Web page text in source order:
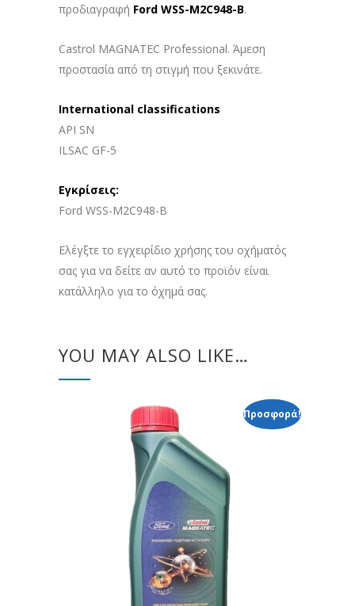
προδιαγραφή Ford WSS-M2C948-B.
Castrol MAGNATEC Professional. Άμεση
προστασία από τη στιγμή που ξεκινάτε.
International classifications
API SN
ILSAC GF-5
Εγκρίσεις:
Ford WSS-M2C948-B
Ελέγξτε το εγχειρίδιο χρήσης του οχήματός
σας για να δείτε αν αυτό το προϊόν είναι
κατάλληλο για το όχημά σας.
YOU MAY ALSO LIKE…
Προσφορά!